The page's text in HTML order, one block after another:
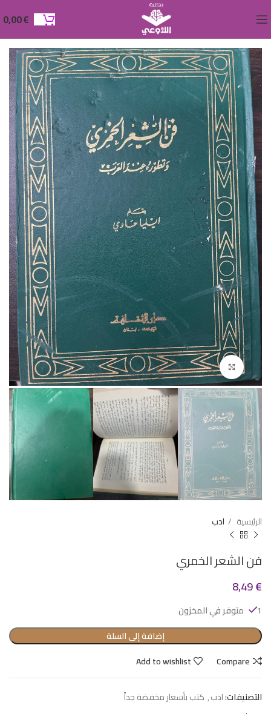
0,00€
Click to enlarge
الرئيسية ادب
فن الشعر الخمري
8,49€
1 متوفر في المخزون
إضافة إلى السلة
Compare
Add to wishlist
التصنيفات:ادب, كتب بأسعار مخفضة جداً